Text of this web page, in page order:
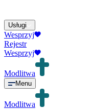
Usługi
Wesprzyj
Rejestr
Wesprzyj
Modlitwa
Menu
Modlitwa